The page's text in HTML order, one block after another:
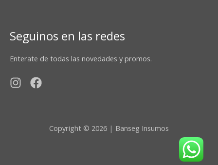
Seguinos en las redes
Enterate de todas las novedades y promos.
Copyright © 2026 | Banseg Insumos